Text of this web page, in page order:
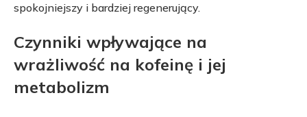
spokojniejszy i bardziej regenerujący.
Czynniki wpływające na
wrażliwość na kofeinę i jej
metabolizm